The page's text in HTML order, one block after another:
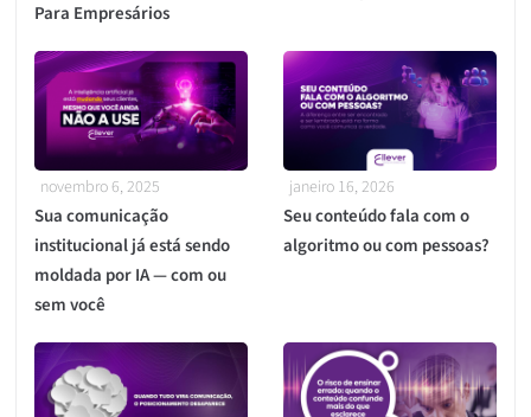
Para Empresários
novembro 6, 2025
Sua comunicação
institucional já está sendo
moldada por IA — com ou
sem você
janeiro 16, 2026
Seu conteúdo fala com o
algoritmo ou com pessoas?